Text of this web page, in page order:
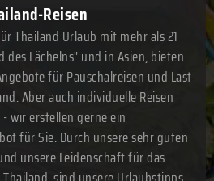
Reisen
Thailand Urlaub mit mehr als 21
des Lächelns" und in Asien, bieten
für Pauschalreisen und Last
Aber auch individuelle Reisen
wir erstellen gerne ein
für Sie. Durch unsere sehr guten
unsere Leidenschaft für das